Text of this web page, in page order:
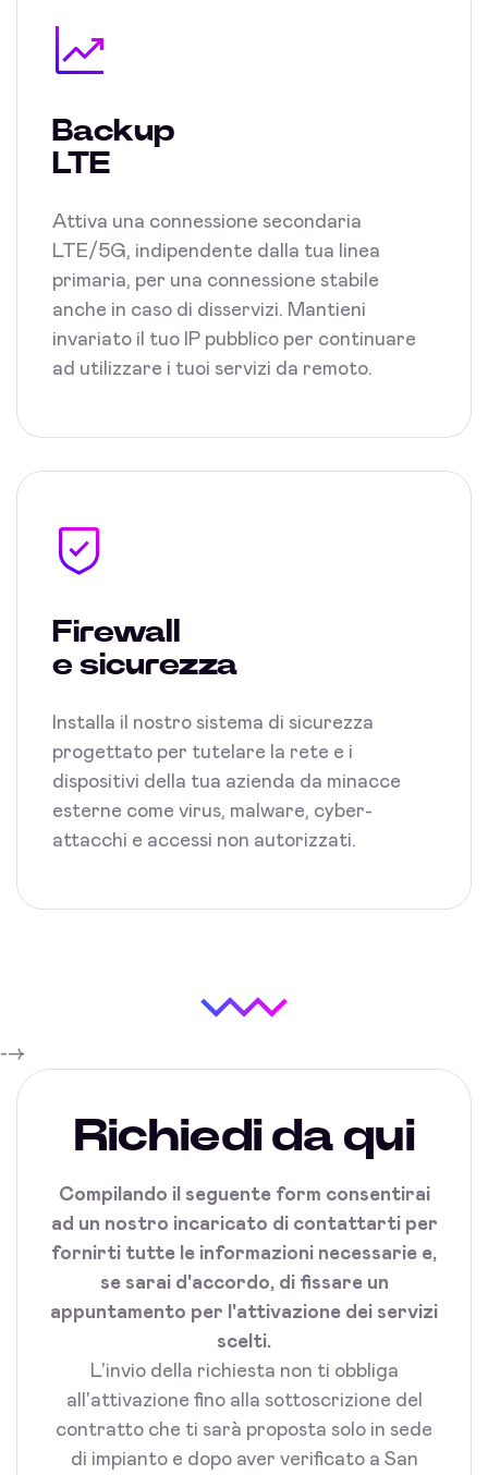
Backup
LTE
Attiva una connessione secondaria
LTE/5G, indipendente dalla tua linea
primaria, per una connessione stabile
anche in caso di disservizi. Mantieni
invariato il tuo IP pubblico per continuare
ad utilizzare i tuoi servizi da remoto.
Firewall
e sicurezza
Installa il nostro sistema di sicurezza
progettato per tutelare la rete e i
dispositivi della tua azienda da minacce
esterne come virus, malware, cyber-
attacchi e accessi non autorizzati.
-->
Richiedi da qui
Compilando il seguente form consentirai
ad un nostro incaricato di contattarti per
fornirti tutte le informazioni necessarie e,
se sarai d'accordo, di fissare un
appuntamento per l'attivazione dei servizi
scelti.
L'invio della richiesta non ti obbliga
all'attivazione fino alla sottoscrizione del
contratto che ti sarà proposta solo in sede
di impianto e dopo aver verificato a San